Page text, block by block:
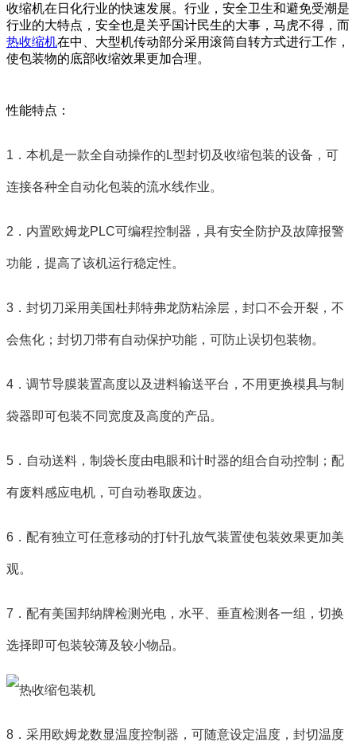
收缩机在日化行业的快速发展。行业，安全卫生和避免受潮是
行业的大特点，安全也是关乎国计民生的大事，马虎不得，而
热收缩机在中、大型机传动部分采用滚筒自转方式进行工作，
使包装物的底部收缩效果更加合理。
性能特点：
1．本机是一款全自动操作的L型封切及收缩包装的设备，可
连接各种全自动化包装的流水线作业。
2．内置欧姆龙PLC可编程控制器，具有安全防护及故障报警
功能，提高了该机运行稳定性。
3．封切刀采用美国杜邦特弗龙防粘涂层，封口不会开裂，不
会焦化；封切刀带有自动保护功能，可防止误切包装物。
4．调节导膜装置高度以及进料输送平台，不用更换模具与制
袋器即可包装不同宽度及高度的产品。
5．自动送料，制袋长度由电眼和计时器的组合自动控制；配
有废料感应电机，可自动卷取废边。
6．配有独立可任意移动的打针孔放气装置使包装效果更加美
观。
7．配有美国邦纳牌检测光电，水平、垂直检测各一组，切换
选择即可包装较薄及较小物品。
8．采用欧姆龙数显温度控制器，可随意设定温度，封切温度